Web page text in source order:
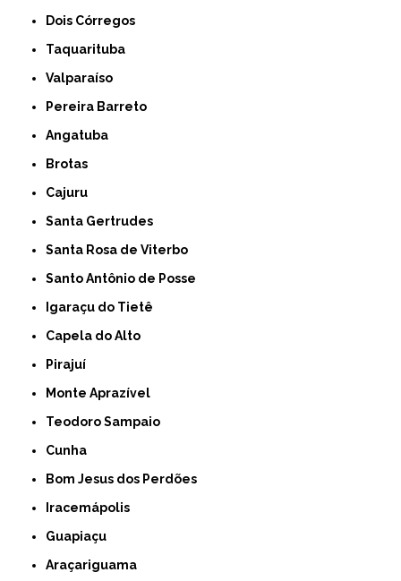
Dois Córregos
Taquarituba
Valparaíso
Pereira Barreto
Angatuba
Brotas
Cajuru
Santa Gertrudes
Santa Rosa de Viterbo
Santo Antônio de Posse
Igaraçu do Tietê
Capela do Alto
Pirajuí
Monte Aprazível
Teodoro Sampaio
Cunha
Bom Jesus dos Perdões
Iracemápolis
Guapiaçu
Araçariguama